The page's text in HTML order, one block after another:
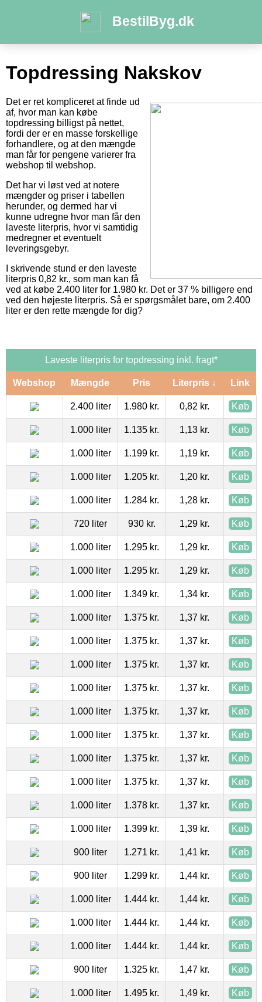
BestilByg.dk
Topdressing Nakskov
Det er ret kompliceret at finde ud
af, hvor man kan købe
topdressing billigst på nettet,
fordi der er en masse forskellige
forhandlere, og at den mængde
man får for pengene varierer fra
webshop til webshop.
Det har vi løst ved at notere
mængder og priser i tabellen
herunder, og dermed har vi
kunne udregne hvor man får den
laveste literpris, hvor vi samtidig
medregner et eventuelt
leveringsgebyr.
I skrivende stund er den laveste
literpris 0,82 kr., som man kan få
ved at købe 2.400 liter for 1.980 kr. Det er 37 % billigere end
ved den højeste literpris. Så er spørgsmålet bare, om 2.400
liter er den rette mængde for dig?
Laveste literpris for topdressing inkl. fragt*
Webshop Mængde Pris Literpris ↓ Link
2.400 liter 1.980 kr. 0,82 kr. Køb
1.000 liter 1.135 kr. 1,13 kr. Køb
1.000 liter 1.199 kr. 1,19 kr. Køb
1.000 liter 1.205 kr. 1,20 kr. Køb
1.000 liter 1.284 kr. 1,28 kr. Køb
720 liter 930 kr. 1,29 kr. Køb
1.000 liter 1.295 kr. 1,29 kr. Køb
1.000 liter 1.295 kr. 1,29 kr. Køb
1.000 liter 1.349 kr. 1,34 kr. Køb
1.000 liter 1.375 kr. 1,37 kr. Køb
1.000 liter 1.375 kr. 1,37 kr. Køb
1.000 liter 1.375 kr. 1,37 kr. Køb
1.000 liter 1.375 kr. 1,37 kr. Køb
1.000 liter 1.375 kr. 1,37 kr. Køb
1.000 liter 1.375 kr. 1,37 kr. Køb
1.000 liter 1.375 kr. 1,37 kr. Køb
1.000 liter 1.375 kr. 1,37 kr. Køb
1.000 liter 1.378 kr. 1,37 kr. Køb
1.000 liter 1.399 kr. 1,39 kr. Køb
900 liter 1.271 kr. 1,41 kr. Køb
900 liter 1.299 kr. 1,44 kr. Køb
1.000 liter 1.444 kr. 1,44 kr. Køb
1.000 liter 1.444 kr. 1,44 kr. Køb
1.000 liter 1.444 kr. 1,44 kr. Køb
900 liter 1.325 kr. 1,47 kr. Køb
1.000 liter 1.495 kr. 1,49 kr. Køb